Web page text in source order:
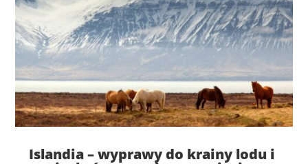
Islandia – wyprawy do krainy lodu i